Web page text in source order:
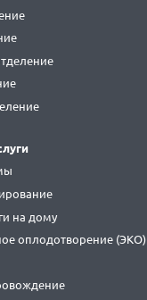
на дому
оплодотворение (ЭКО)